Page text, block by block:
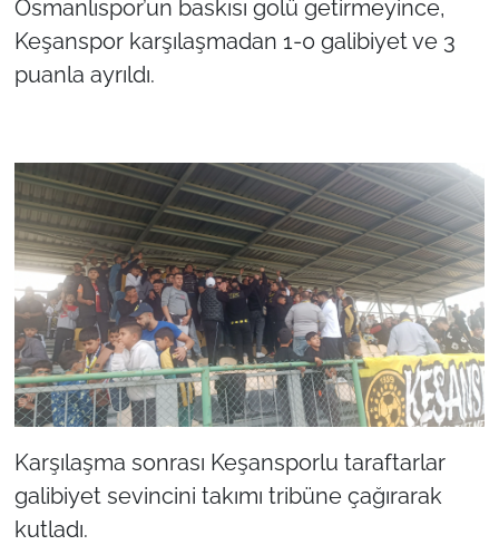
Osmanlıspor’un baskısı golü getirmeyince,
Keşanspor karşılaşmadan 1-0 galibiyet ve 3
puanla ayrıldı.
Karşılaşma sonrası Keşansporlu taraftarlar
galibiyet sevincini takımı tribüne çağırarak
kutladı.